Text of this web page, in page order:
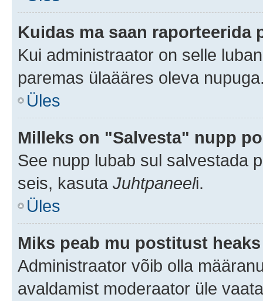
Kuidas ma saan raporteerida
Kui administraator on selle
paremas ülaääres oleva
Üles
Milleks on "Salvesta" nupp
See nupp lubab sul salvestada
seis, kasuta Juhtpaneeli.
Üles
Miks peab mu postitust
Administraator võib olla
avaldamist moderaator üle